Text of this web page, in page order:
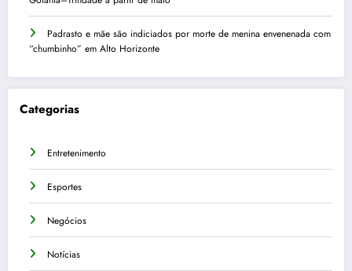
Padrasto e mãe são indiciados por morte de menina envenenada com
“chumbinho” em Alto Horizonte
Categorias
Entretenimento
Esportes
Negócios
Notícias